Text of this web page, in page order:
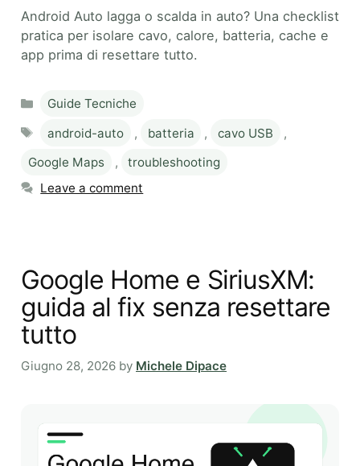
Android Auto lagga o scalda in auto? Una checklist
pratica per isolare cavo, calore, batteria, cache e
app prima di resettare tutto.
Categories
Guide Tecniche
Tags
android-auto , batteria , cavo USB
,
Google Maps
,
troubleshooting
Leave a comment
Google Home e SiriusXM:
guida al fix senza resettare
tutto
Giugno 28, 2026 by Michele Dipace